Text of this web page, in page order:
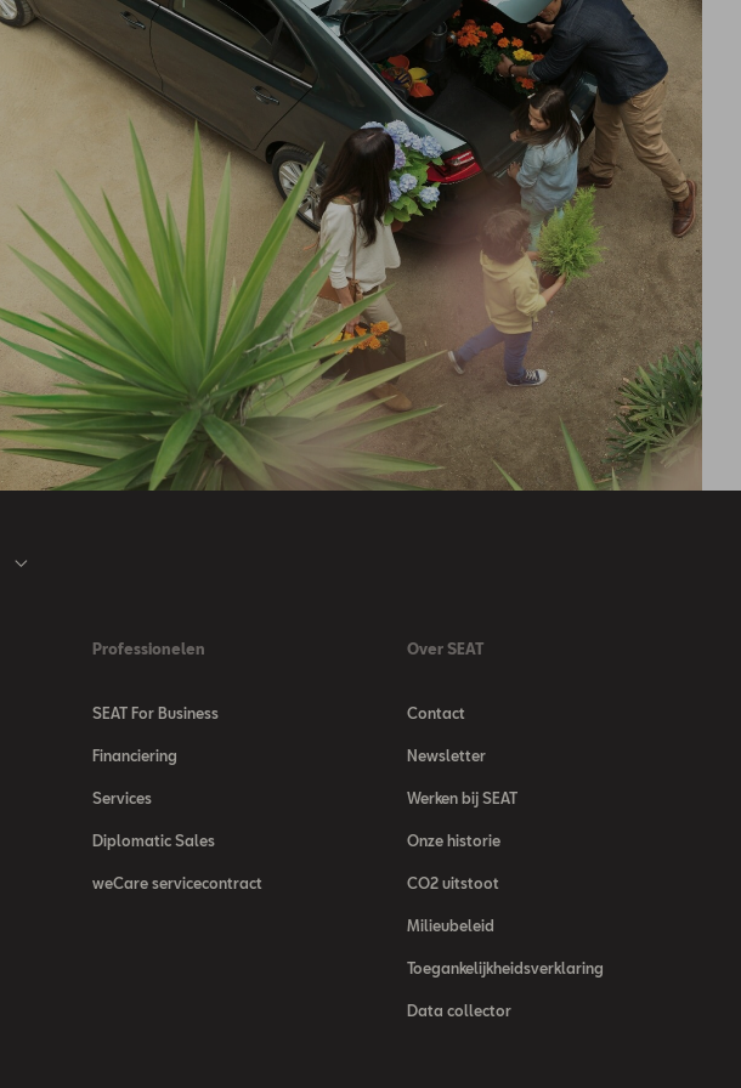
Professionelen
SEAT For Business
Financiering
Services
Diplomatic Sales
weCare servicecontract
Over SEAT
Contact
Newsletter
Werken bij SEAT
Onze historie
CO2 uitstoot
Milieubeleid
Toegankelijkheidsverklaring
Data collector